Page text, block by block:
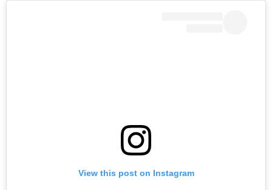
View this post on Instagram